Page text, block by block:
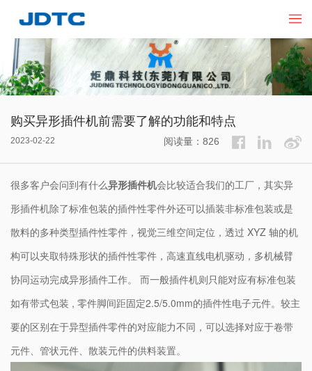
购买异形插件机前需要了解的功能和特点
2023-02-22 阅读量：826
很多客户会问到有什么异形插件机会比较适合我们的工厂，其实异
形插件机除了标准包装的插件性零件外还可以插装非标准包装或是
散料的多种类型插件性零件，视觉三维空间定位，透过 XYZ 轴的机
构可以夹取特殊形状的插件性零件，高速直线电机驱动，多机械臂
协同运动完成异形插件工作。 而一般插件机则只能对应有标准包装
如有带式包装 , 零件脚间距固定2.5/5.0mm的插件性电子元件。较主
要的区别在于异型插件零件的对应能力不同，可以选择对应于卷带
元件、管状元件、散装元件的供料装置。